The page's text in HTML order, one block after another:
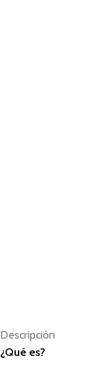
Descripción
¿Qué es?